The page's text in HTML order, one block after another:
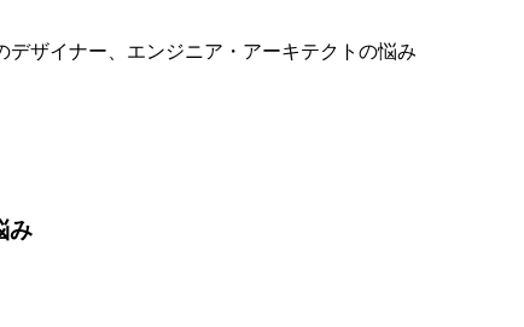
デザイナー、エンジニア・アーキテクトの悩み
み